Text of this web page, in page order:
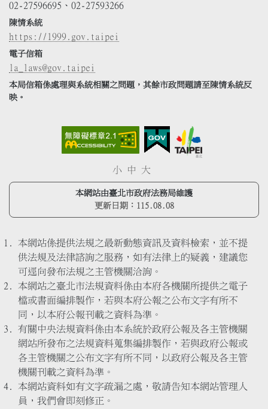
02-27596695、02-27593266
陳情系統
https://1999.gov.taipei
電子信箱
la_laws@gov.taipei
本局信箱係處理與系統相關之問題，其餘市政問題請至陳情系統反
映。
小 中 大
本網站由臺北市政府法務局維護
更新日期： 115.08.08
本網站係提供法規之最新動態資訊及資料檢索，並不提
供法規及法律諮詢之服務，如有法律上的疑義，建議您
可逕向發布法規之主管機關洽詢。
本網站之臺北市法規資料係由本府各機關所提供之電子
檔或書面編排製作，若與本府公報之公布文字有所不
同，以本府公報刊載之資料為準。
有關中央法規資料係由本系統於政府公報及各主管機關
網站所發布之法規資料蒐集編排製作，若與政府公報或
各主管機關之公布文字有所不同，以政府公報及各主管
機關刊載之資料為準。
本網站資料如有文字疏漏之處，敬請告知本網站管理人
員，我們會即刻修正。